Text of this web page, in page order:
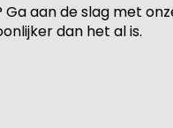
Ga aan de slag met
dan het al is.